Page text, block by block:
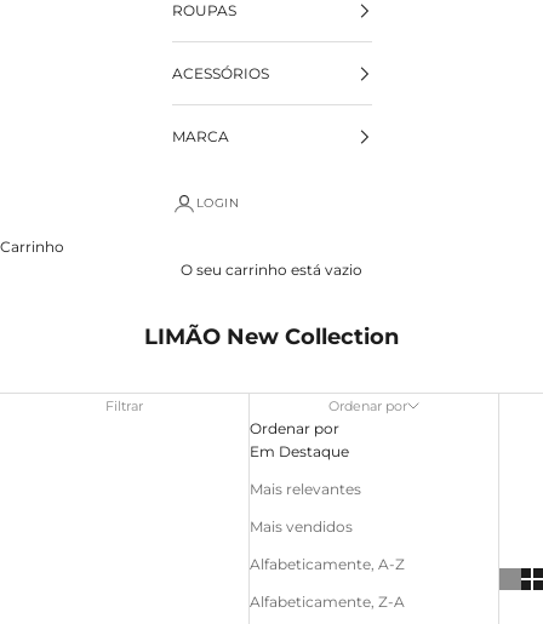
ROUPAS
ACESSÓRIOS
MARCA
LOGIN
Carrinho
O seu carrinho está vazio
LIMÃO New Collection
Filtrar Ordenar por
Ordenar por
Em Destaque
Mais relevantes
Mais vendidos
Alfabeticamente, A-Z
Alfabeticamente, Z-A